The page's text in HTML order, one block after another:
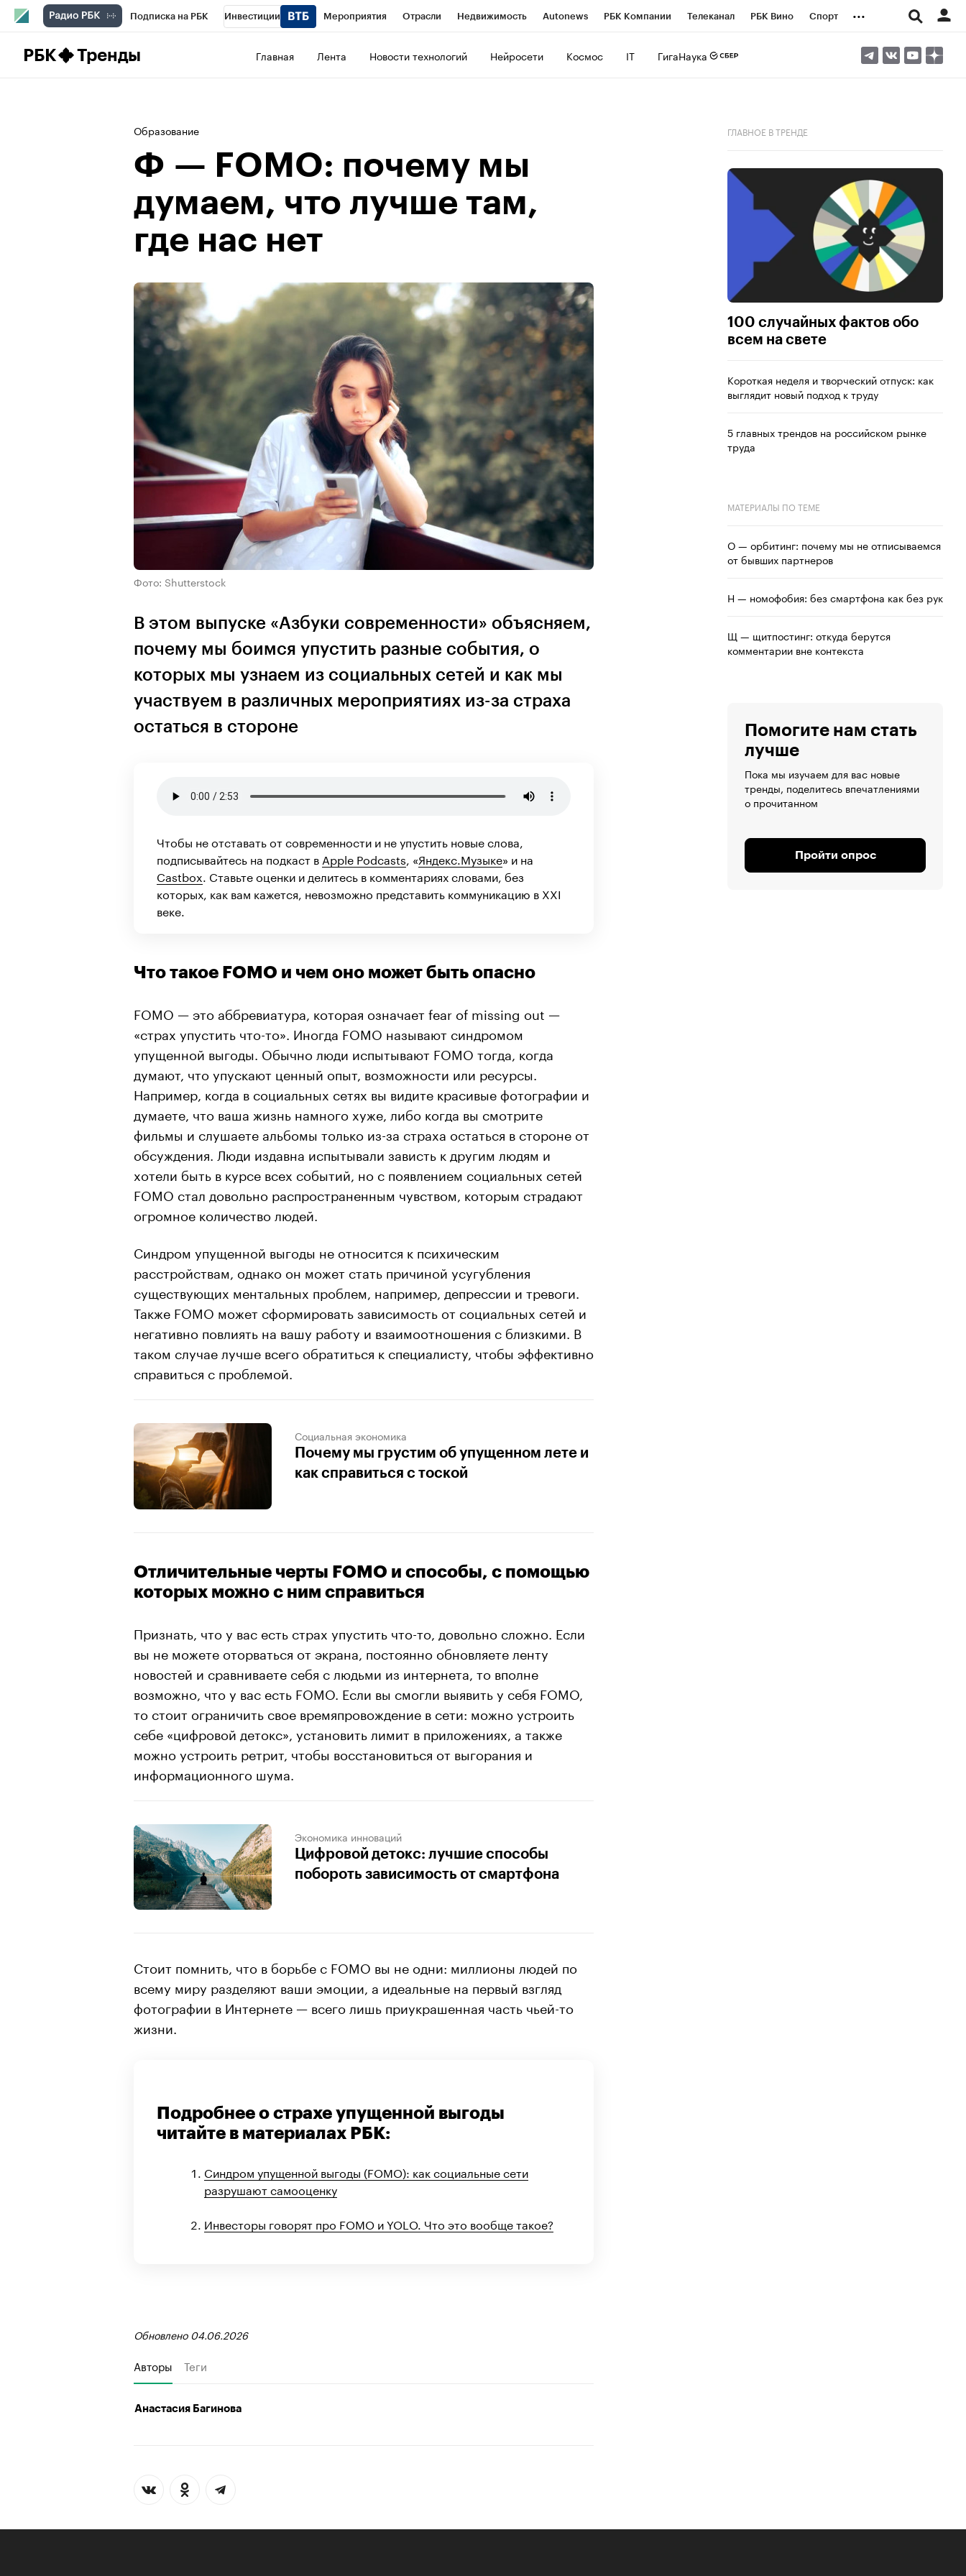
Подписка на РБК Инвестиции Мероприятия Отрасли Недвижимость Autonews РБК Компании Телеканал РБК Вино Спорт ...
РБК Тренды Главная Лента Новости технологий Нейросети Космос IT ГигаНаука
Образование
Ф — FOMO: почему мы
думаем, что лучше там,
где нас нет
Фото: Shutterstock
В этом выпуске «Азбуки современности» объясняем,
почему мы боимся упустить разные события, о
которых мы узнаем из социальных сетей и как мы
участвуем в различных мероприятиях из-за страха
остаться в стороне
Чтобы не отставать от современности и не упустить новые слова,
подписывайтесь на подкаст в Apple Podcasts , «Яндекс.Музыке» и на
Castbox . Ставьте оценки и делитесь в комментариях словами, без
которых, как вам кажется, невозможно представить коммуникацию в XXI
веке.
Что такое FOMO и чем оно может быть опасно
FOMO — это аббревиатура, которая означает fear of missing out —
«страх упустить что-то». Иногда FOMO называют синдромом
упущенной выгоды. Обычно люди испытывают FOMO тогда, когда
думают, что упускают ценный опыт, возможности или ресурсы.
Например, когда в социальных сетях вы видите красивые фотографии и
думаете, что ваша жизнь намного хуже, либо когда вы смотрите
фильмы и слушаете альбомы только из-за страха остаться в стороне от
обсуждения. Люди издавна испытывали зависть к другим людям и
хотели быть в курсе всех событий, но с появлением социальных сетей
FOMO стал довольно распространенным чувством, которым страдают
огромное количество людей.
Синдром упущенной выгоды не относится к психическим
расстройствам, однако он может стать причиной усугубления
существующих ментальных проблем, например, депрессии и тревоги.
Также FOMO может сформировать зависимость от социальных сетей и
негативно повлиять на вашу работу и взаимоотношения с близкими. В
таком случае лучше всего обратиться к специалисту, чтобы эффективно
справиться с проблемой.
Социальная экономика
Почему мы грустим об упущенном лете и
как справиться с тоской
Отличительные черты FOMO и способы, с помощью
которых можно с ним справиться
Признать, что у вас есть страх упустить что-то, довольно сложно. Если
вы не можете оторваться от экрана, постоянно обновляете ленту
новостей и сравниваете себя с людьми из интернета, то вполне
возможно, что у вас есть FOMO. Если вы смогли выявить у себя FOMO,
то стоит ограничить свое времяпровождение в сети: можно устроить
себе «цифровой детокс», установить лимит в приложениях, а также
можно устроить ретрит, чтобы восстановиться от выгорания и
информационного шума.
Экономика инноваций
Цифровой детокс: лучшие способы
побороть зависимость от смартфона
Стоит помнить, что в борьбе с FOMO вы не одни: миллионы людей по
всему миру разделяют ваши эмоции, а идеальные на первый взгляд
фотографии в Интернете — всего лишь приукрашенная часть чьей-то
жизни.
Подробнее о страхе упущенной выгоды
читайте в материалах РБК:
Синдром упущенной выгоды (FOMO): как социальные сети
разрушают самооценку
Инвесторы говорят про FOMO и YOLO. Что это вообще такое?
Обновлено 04.06.2026
Авторы Теги
Анастасия Багинова
ГЛАВНОЕ В ТРЕНДЕ
100 случайных фактов обо
всем на свете
Короткая неделя и творческий отпуск: как
выглядит новый подход к труду
5 главных трендов на российском рынке
труда
МАТЕРИАЛЫ ПО ТЕМЕ
О — орбитинг: почему мы не отписываемся
от бывших партнеров
Н — номофобия: без смартфона как без рук
Щ — щитпостинг: откуда берутся
комментарии вне контекста
Помогите нам стать
лучше
Пока мы изучаем для вас новые
тренды, поделитесь впечатлениями
о прочитанном
Пройти опрос